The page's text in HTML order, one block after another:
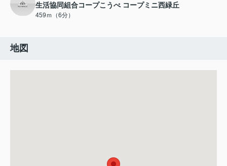
生活協同組合コープこうべ コープミニ西緑丘
459ｍ（6分）
地図